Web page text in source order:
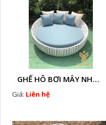
GHẾ HÔ BƠI MÂY NHỰA HTT - B33
Giá: Liên hệ